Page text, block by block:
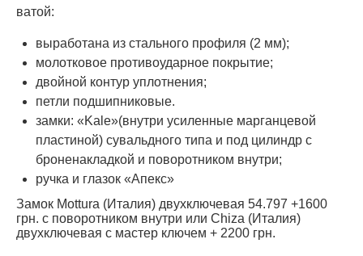
ватой:
выработана из стального профиля (2 мм);
молотковое противоударное покрытие;
двойной контур уплотнения;
петли подшипниковые.
замки: «Kale»(внутри усиленные марганцевой
пластиной) сувальдного типа и под цилиндр с
броненакладкой и поворотником внутри;
ручка и глазок «Апекс»
Замок Mottura (Италия) двухключевая 54.797 +1600
грн. с поворотником внутри или Chiza (Италия)
двухключевая с мастер ключем + 2200 грн.